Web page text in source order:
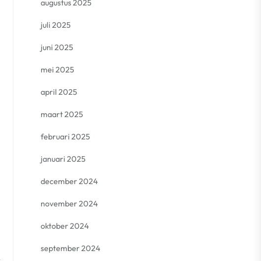
augustus 2025
juli 2025
juni 2025
mei 2025
april 2025
maart 2025
februari 2025
januari 2025
december 2024
november 2024
oktober 2024
september 2024